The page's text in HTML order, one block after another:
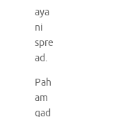
aya
ni
spre
ad.
Pah
am
gad